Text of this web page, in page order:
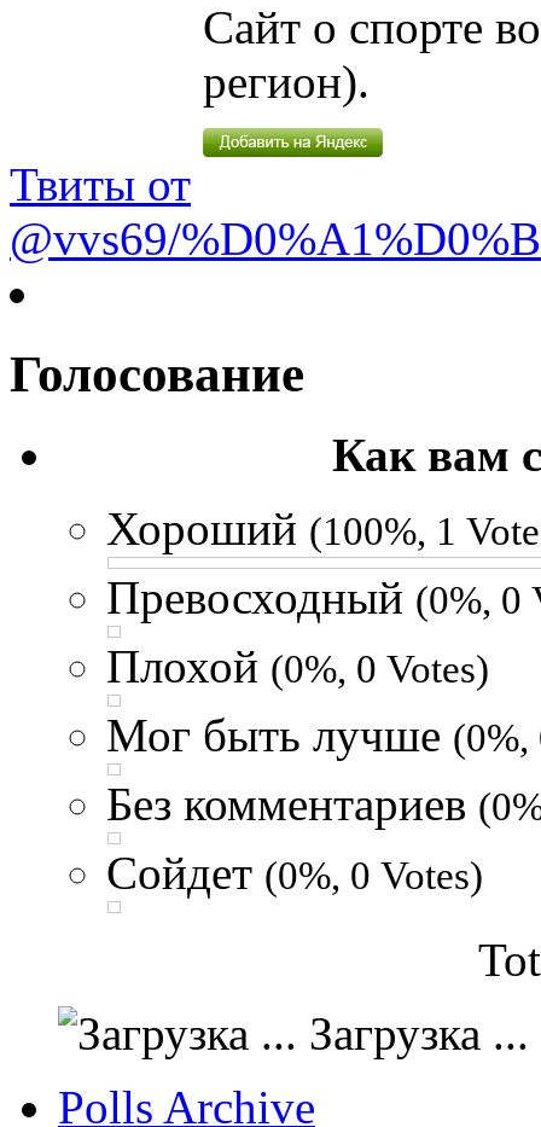
Сайт о спорте
регион).
Твиты от
@vvs69/
Голосование
Как вам
Хороший (100%, 1
Превосходный (0%, 0
Плохой (0%, 0 Votes)
Мог быть лучше (0%,
Без комментариев
Сойдет (0%, 0 Votes)
Загрузка ...
Polls Archive